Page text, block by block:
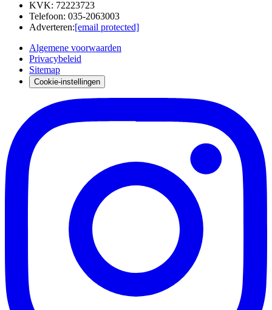
KVK: 72223723
Telefoon: 035-2063003
Adverteren:[email protected]
Algemene voorwaarden
Privacybeleid
Sitemap
Cookie-instellingen